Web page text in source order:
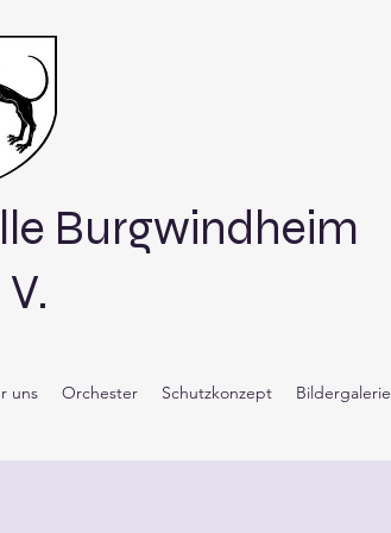
Burgwindheim
uns Orchester Schutzkonzept Bildergalerie